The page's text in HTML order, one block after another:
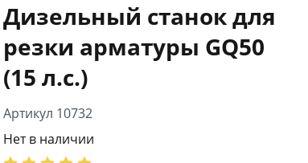
Дизельный станок для
резки арматуры GQ50
(15 л.с.)
Артикул 10732
Нет в наличии